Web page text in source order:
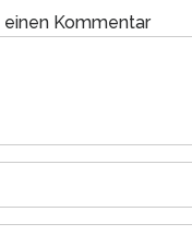
einen Kommentar